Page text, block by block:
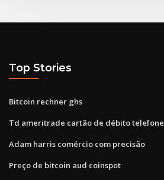
Top Stories
Bitcoin rechner ghs
Td ameritrade cartão de débito telefone
Adam harris comércio com precisão
Preço de bitcoin aud coinspot